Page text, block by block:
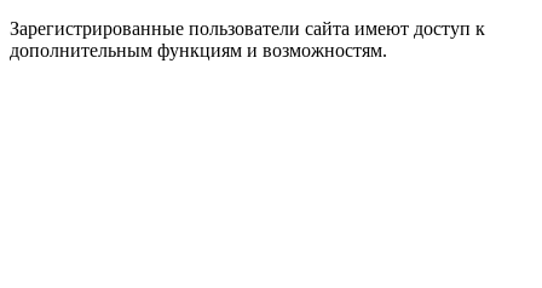
Зарегистрированные пользователи сайта имеют доступ к
дополнительным функциям и возможностям.